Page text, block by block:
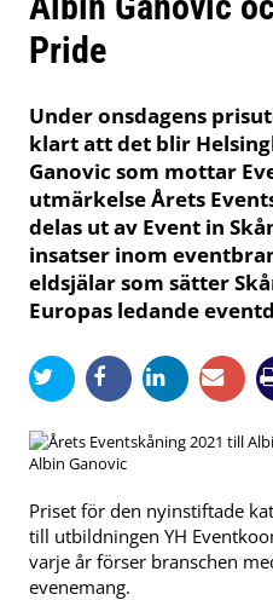
Pride
Under onsdagens
klart att det blir
Ganovic som mottar
utmärkelse Årets
delas ut av Event in
insatser inom
eldsjälar som sätter
Europas ledande
Albin Ganovic
Priset för den nyinstiftade
till utbildningen YH
varje år förser branschen
evenemang.